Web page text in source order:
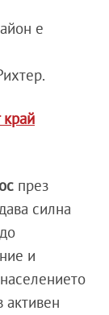
е
край
през
силна
и
активен